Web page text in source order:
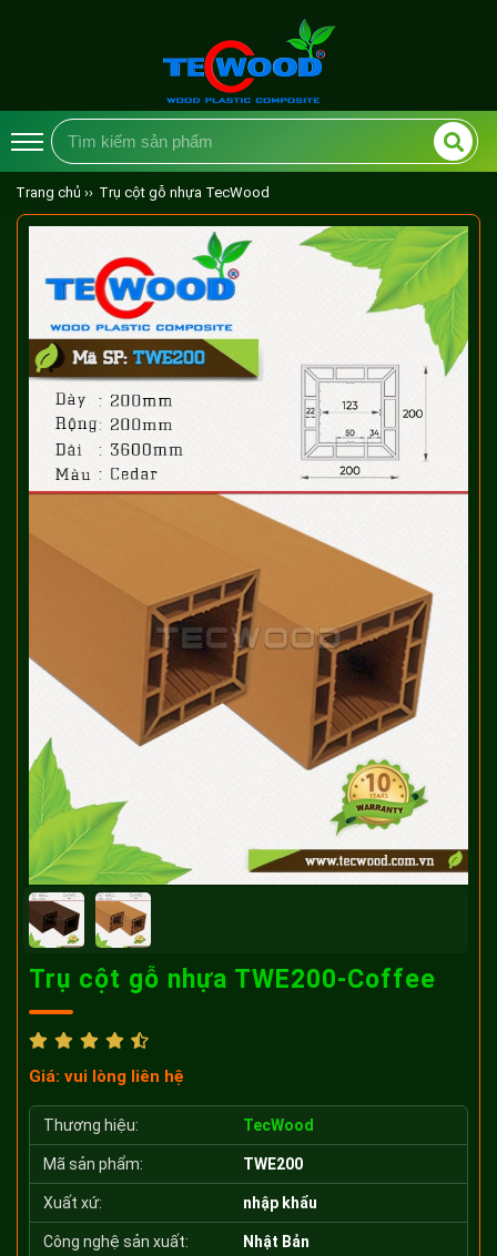
Trang chủ ›› Trụ cột gỗ nhựa TecWood
Trụ cột gỗ nhựa TWE200-Coffee
Giá: vui lòng liên hệ
Thương hiệu: TecWood
Mã sản phẩm: TWE200
Xuất xứ: nhập khẩu
Công nghệ sản xuất: Nhật Bản